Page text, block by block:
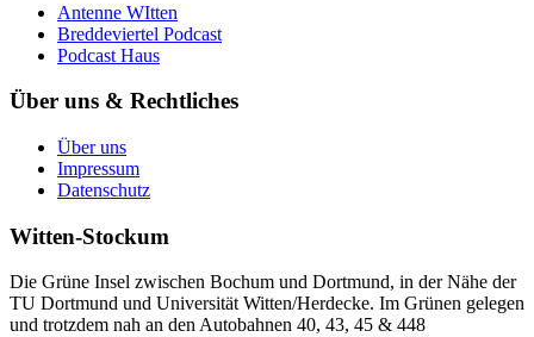
Antenne WItten
Breddeviertel Podcast
Podcast Haus
Über uns & Rechtliches
Über uns
Impressum
Datenschutz
Witten-Stockum
Die Grüne Insel zwischen Bochum und Dortmund, in der Nähe der
TU Dortmund und Universität Witten/Herdecke. Im Grünen gelegen
und trotzdem nah an den Autobahnen 40, 43, 45 & 448